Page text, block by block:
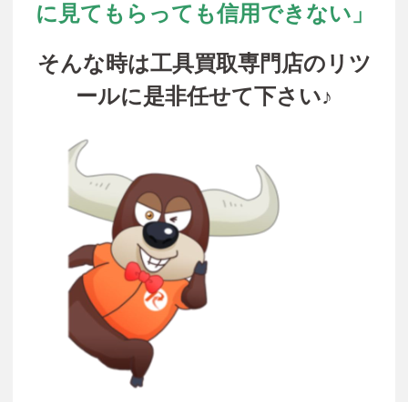
に見てもらっても信用できない」
そんな時は工具買取専門店のリツ
ールに是非任せて下さい♪